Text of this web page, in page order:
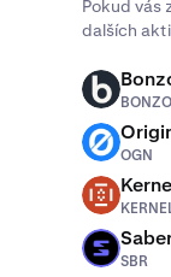
Pokud vás
dalších
BONZO
BONZO
OGN
OGN
KERNEL
SBR
SBR